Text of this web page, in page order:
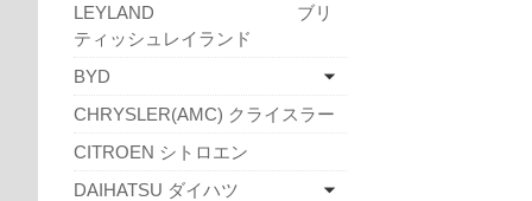
LEYLAND ブリ
ティッシュレイランド
BYD
CHRYSLER(AMC) クライスラー
CITROEN シトロエン
DAIHATSU ダイハツ